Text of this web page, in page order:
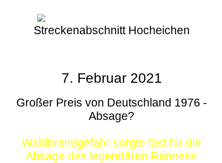
Streckenabschnitt Hocheichen
7. Februar 2021
Großer Preis von Deutschland 1976 -
Absage?
Waldbrandgefahr sorgte fast für die
Absage des legendären Rennens